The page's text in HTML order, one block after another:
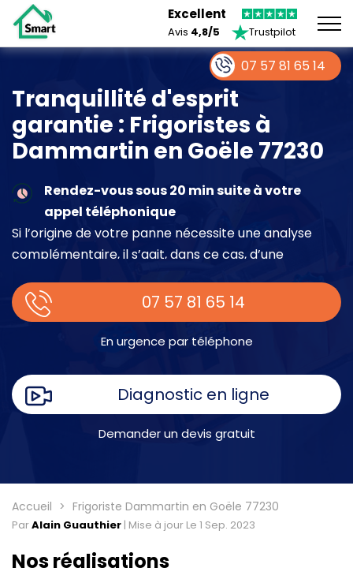
Excellent
Avis 4,8/5 Trustpilot
Tranquillité d'esprit
garantie : Frigoristes à
Dammartin en Goële 77230
Rendez-vous sous 20 min suite à votre
appel téléphonique
Si l’origine de votre panne nécessite une analyse
complémentaire, il s’agit, dans ce cas, d’une
place.
07 57 81 65 14
En urgence par téléphone
Diagnostic en ligne
Demander un devis gratuit
Accueil Frigoriste Dammartin en Goële 77230
ParAlain Guauthier | Mise à jour Le 1 Sep. 2023
Nos réalisations
07 57 81 65 14